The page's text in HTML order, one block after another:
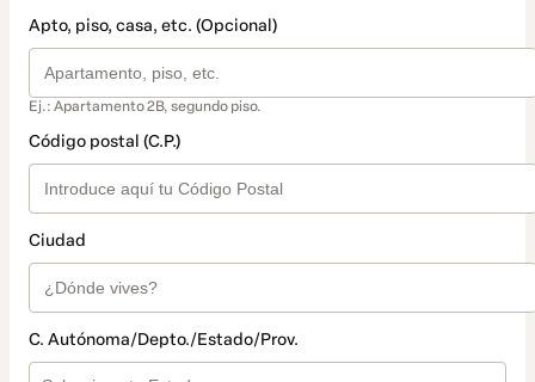
Apto, piso, casa, etc. (Opcional)
Ej.: Apartamento 2B, segundo piso.
Código postal (C.P.)
Ciudad
C. Autónoma/Depto./Estado/Prov.